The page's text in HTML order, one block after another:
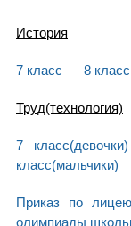
История
7 класс 8 класс
Труд(технология)
7 класс(девочки)
класс(мальчики)
Приказ по
олимпиады